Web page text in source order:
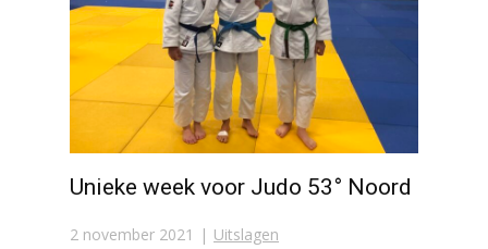
Unieke week voor Judo 53° Noord
2 november 2021 Uitslagen